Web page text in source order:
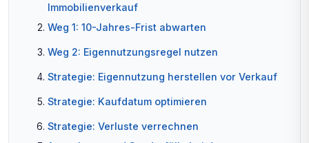
Immobilienverkauf
Weg 1: 10-Jahres-Frist abwarten
Weg 2: Eigennutzungsregel nutzen
Strategie: Eigennutzung herstellen vor Verkauf
Strategie: Kaufdatum optimieren
Strategie: Verluste verrechnen